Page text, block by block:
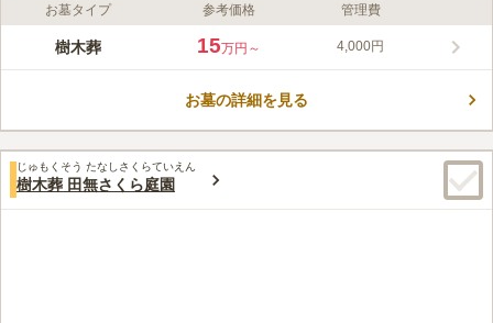
ライフドット編集部のコメント
樹木葬「つむぎの森」は新宿区に位置する約400年の歴史を持つ
日蓮宗のお寺、幸國寺の境内にございます。都心にありながら一
然記念物）をはじめとする豊かな緑が広がります。 「つむぎの
で、大切な方とのつながりを感じながら穏やかな時を過ごすこと
ができます。
口コミ評価
みんなの評価
5.0
都営地下鉄の牛込柳町駅から近くて便利です。お寺(と駅)の近く
お墓タイプ 参考価格 管理費
樹木葬 15万円～ 4,000円
お墓の詳細を見る
じゅもくそう たなしさくらていえん
樹木葬 田無さくら庭園